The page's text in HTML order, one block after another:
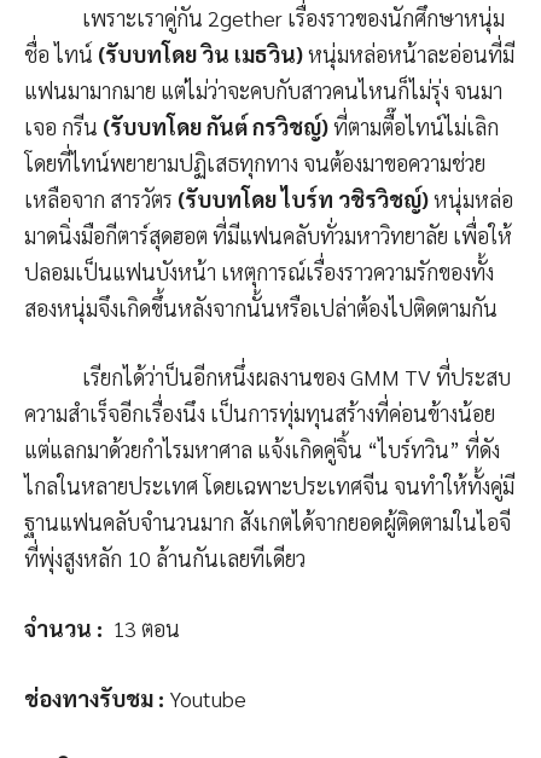
เพราะเราคู่กัน 2gether เรื่องราวของนักศึกษาหนุ่ม
ชื่อ ไทน์ (รับบทโดย วิน เมธวิน)หนุ่มหล่อหน้าละอ่อนที่มี
แฟนมามากมาย แต่ไม่ว่าจะคบกับสาวคนไหนก็ไม่รุ่ง จนมา
เจอ กรีน (รับบทโดย กันต์ กรวิชญ์)ที่ตามตื๊อไทน์ไม่เลิก
โดยที่ไทน์พยายามปฏิเสธทุกทาง จนต้องมาขอความช่วย
เหลือจาก สารวัตร (รับบทโดย ไบร์ท วชิรวิชญ์)หนุ่มหล่อ
มาดนิ่งมือกีตาร์สุดฮอต ที่มีแฟนคลับทั่วมหาวิทยาลัย เพื่อให้
ปลอมเป็นแฟนบังหน้า เหตุการณ์เรื่องราวความรักของทั้ง
สองหนุ่มจึงเกิดขึ้นหลังจากนั้นหรือเปล่าต้องไปติดตามกัน
เรียกได้ว่าป็นอีกหนึ่งผลงานของ GMM TV ที่ประสบ
ความสำเร็จอีกเรื่องนึง เป็นการทุ่มทุนสร้างที่ค่อนข้างน้อย
แต่แลกมาด้วยกำไรมหาศาล แจ้งเกิดคู่จิ้น “ไบร์ทวิน” ที่ดัง
ไกลในหลายประเทศ โดยเฉพาะประเทศจีน จนทำให้ทั้งคู่มี
ฐานแฟนคลับจำนวนมาก สังเกตได้จากยอดผู้ติดตามในไอจี
ที่พุ่งสูงหลัก 10 ล้านกันเลยทีเดียว
จำนวน : 13 ตอน
ช่องทางรับชม : Youtube